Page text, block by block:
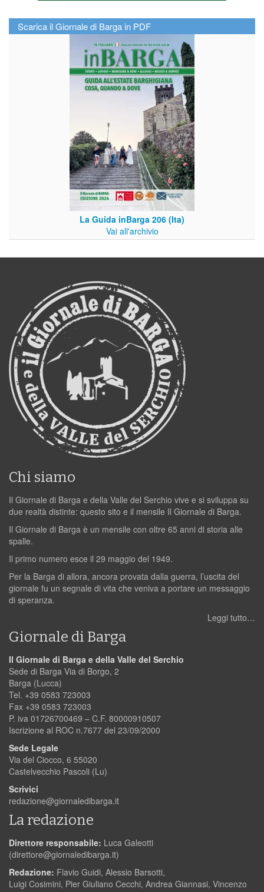
Scarica il Giornale di Barga in PDF
La Guida inBarga 206 (Ita)
Vai all'archivio
Chi siamo
Il Giornale di Barga e della Valle del Serchio vive e si sviluppa su
due realtà distinte: questo sito e il mensile Il Giornale di Barga.
Il Giornale di Barga è un mensile con oltre 65 anni di storia alle
spalle.
Il primo numero esce il 29 maggio del 1949.
Per la Barga di allora, ancora provata dalla guerra, l’uscita del
giornale fu un segnale di vita che veniva a portare un messaggio
di speranza.
Leggi tutto…
Giornale di Barga
Il Giornale di Barga e della Valle del Serchio
Sede di Barga Via di Borgo, 2
Barga (Lucca)
Tel. +39 0583 723003
Fax +39 0583 723003
P. iva 01726700469 – C.F. 80000910507
Iscrizione al ROC n.7677 del 23/09/2000
Sede Legale
Via del Ciocco, 6 55020
Castelvecchio Pascoli (Lu)
Scrivici
redazione@giornaledibarga.it
La redazione
Direttore responsabile: Luca Galeotti
(direttore@giornaledibarga.it)
Redazione: Flavio Guidi, Alessio Barsotti,
Luigi Cosimini, Pier Giuliano Cecchi, Andrea Giannasi, Vincenzo